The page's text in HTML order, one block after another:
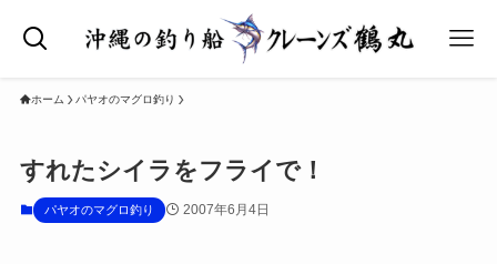
ホーム パヤオのマグロ釣り
すれたシイラをフライで！
パヤオのマグロ釣り 2007年6月4日